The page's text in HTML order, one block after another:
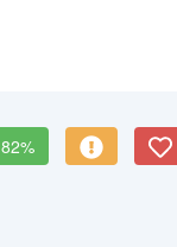
82%